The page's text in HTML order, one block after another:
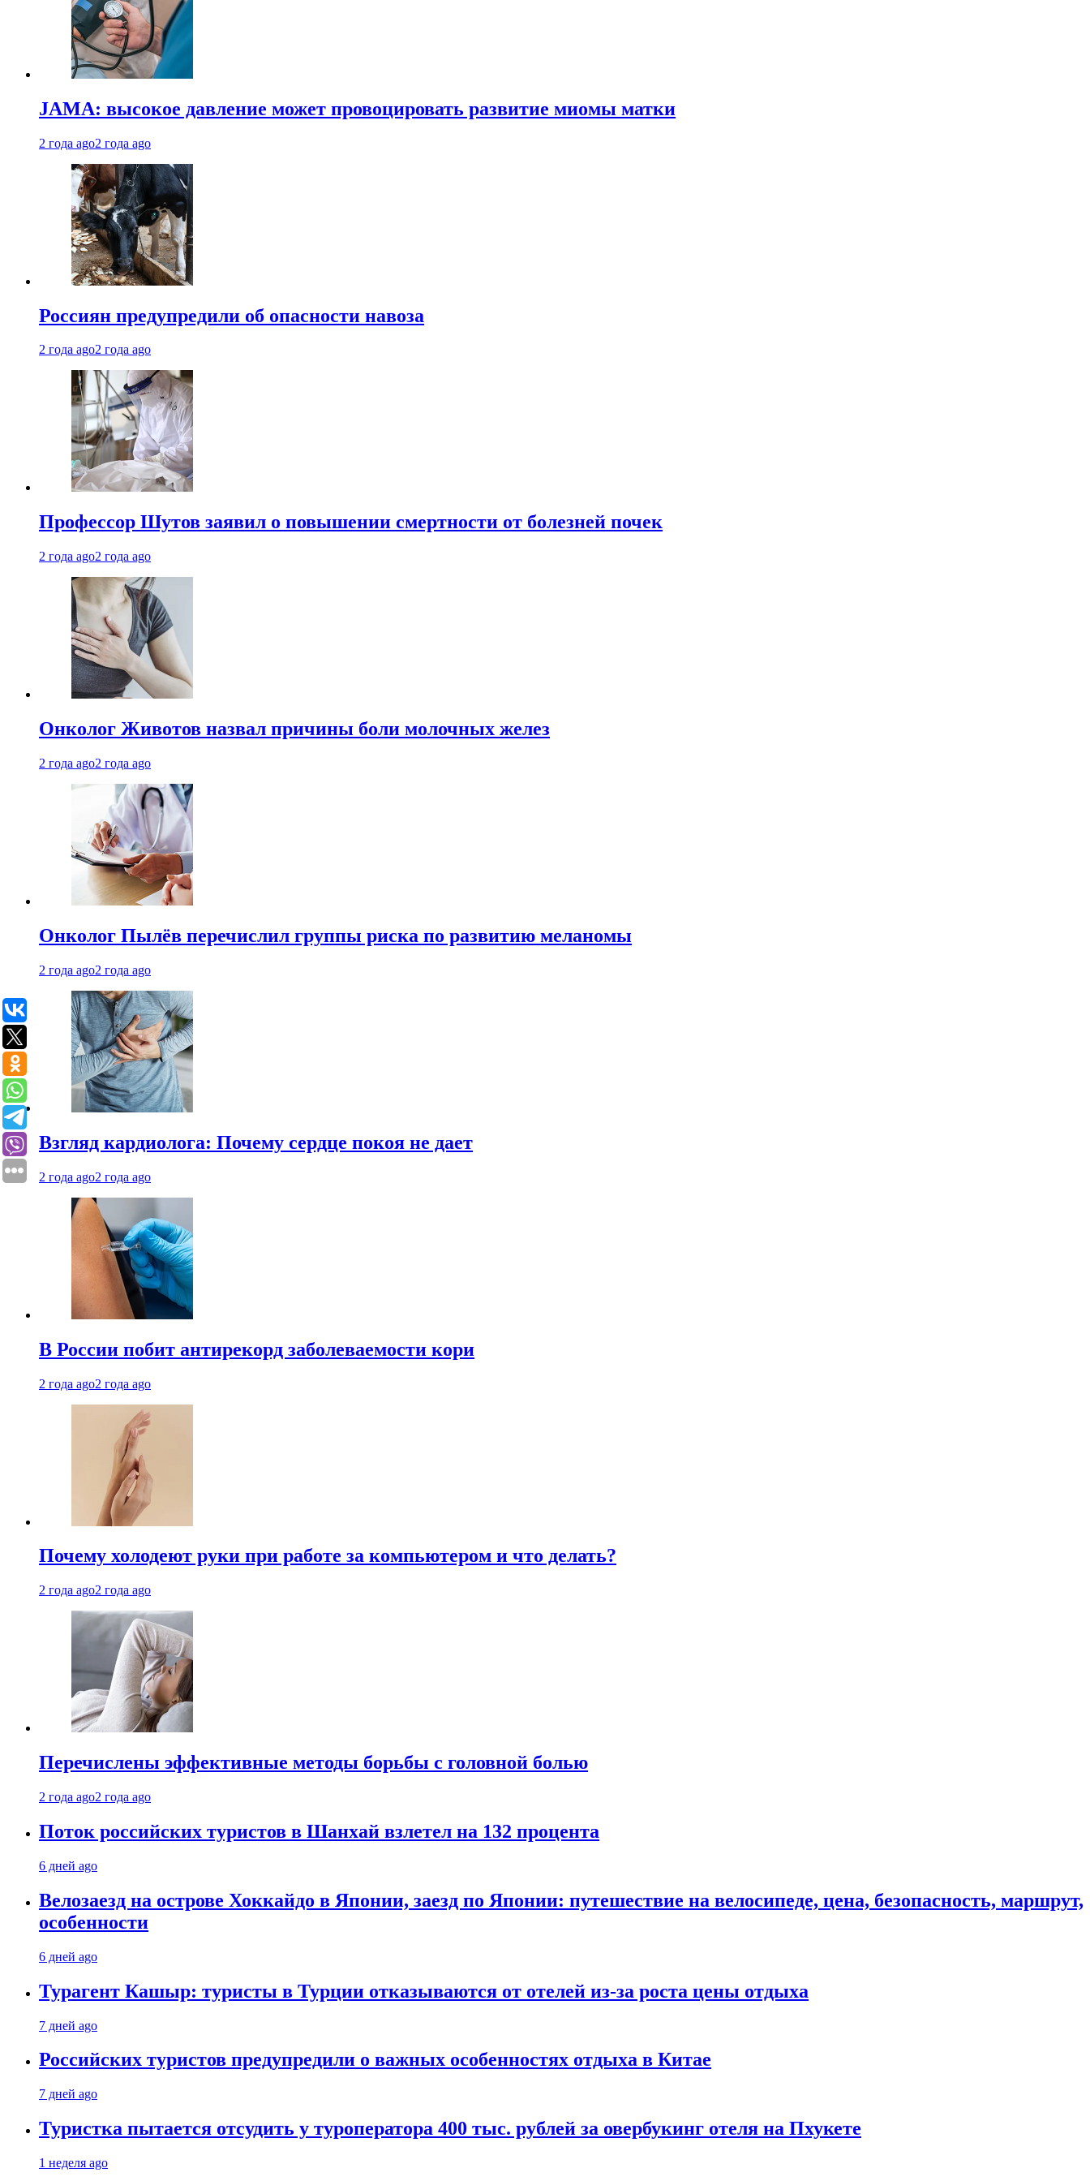
JAMA: высокое давление может провоцировать развитие миомы матки
2 года ago2 года ago
Россиян предупредили об опасности навоза
2 года ago2 года ago
Профессор Шутов заявил о повышении смертности от болезней почек
2 года ago2 года ago
Онколог Животов назвал причины боли молочных желез
2 года ago2 года ago
Онколог Пылёв перечислил группы риска по развитию меланомы
2 года ago2 года ago
Взгляд кардиолога: Почему сердце покоя не дает
2 года ago2 года ago
В России побит антирекорд заболеваемости кори
2 года ago2 года ago
Почему холодеют руки при работе за компьютером и что делать?
2 года ago2 года ago
Перечислены эффективные методы борьбы с головной болью
2 года ago2 года ago
Поток российских туристов в Шанхай взлетел на 132 процента
6 дней ago
Велозаезд на острове Хоккайдо в Японии, заезд по Японии: путешествие на велосипеде, цена, безопасность, маршрут,
особенности
6 дней ago
Турагент Кашыр: туристы в Турции отказываются от отелей из-за роста цены отдыха
7 дней ago
Российских туристов предупредили о важных особенностях отдыха в Китае
7 дней ago
Туристка пытается отсудить у туроператора 400 тыс. рублей за овербукинг отеля на Пхукете
1 неделя ago